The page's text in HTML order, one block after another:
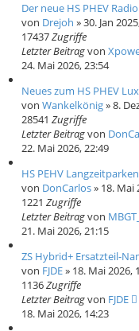
Der neue HS PHEV
von Drejoh » 30. Jan
17437Zugriffe
Letzter Beitragvon
24. Mai 2026, 23:54
Neues zum HS PHEV
von Wankelkönig» 8.
28541 Zugriffe
Letzter Beitragvon
22. Mai 2026, 22:49
HS PEHV Langzeitparken
von DonCarlos» 18. Mai
1221 Zugriffe
Letzter Beitragvon
21. Mai 2026, 21:15
ZS Hybrid+ Ersatzteil-
von FJDE» 18. Mai 2026,
1136Zugriffe
Letzter Beitragvon FJDE
18. Mai 2026, 14:23